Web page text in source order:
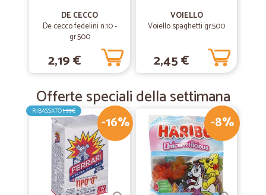
DE CECCO
De cecco fedelini n.10 -
gr.500
2,19 €
VOIELLO
Voiello spaghetti gr.500
2,45 €
Offerte speciali della settimana
-16%
RIBASSATO1,99€
-8%